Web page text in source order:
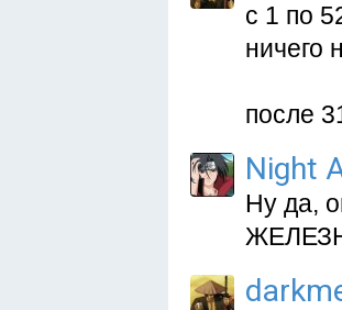
с 1 по
ничего
после
Night
Ну да,